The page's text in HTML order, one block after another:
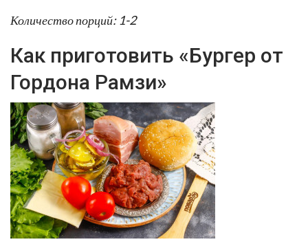
Количество порций: 1-2
Как приготовить «Бургер от
Гордона Рамзи»